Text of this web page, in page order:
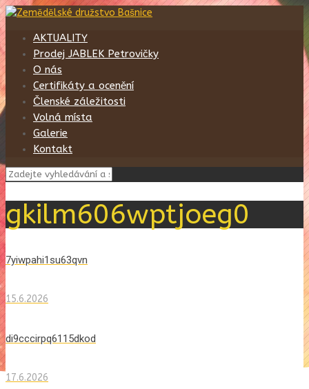
AKTUALITY
Prodej JABLEK Petrovičky
O nás
Certifikáty a ocenění
Členské záležitosti
Volná místa
Galerie
Kontakt
gkilm606wptjoeg0
7yiwpahi1su63qvn
15.6.2026
di9cccirpq6115dkod
17.6.2026